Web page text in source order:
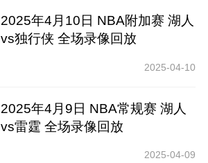
2025年4月10日 NBA附加赛 湖人
vs独行侠 全场录像回放
2025-04-10
2025年4月9日 NBA常规赛 湖人
vs雷霆 全场录像回放
2025-04-09